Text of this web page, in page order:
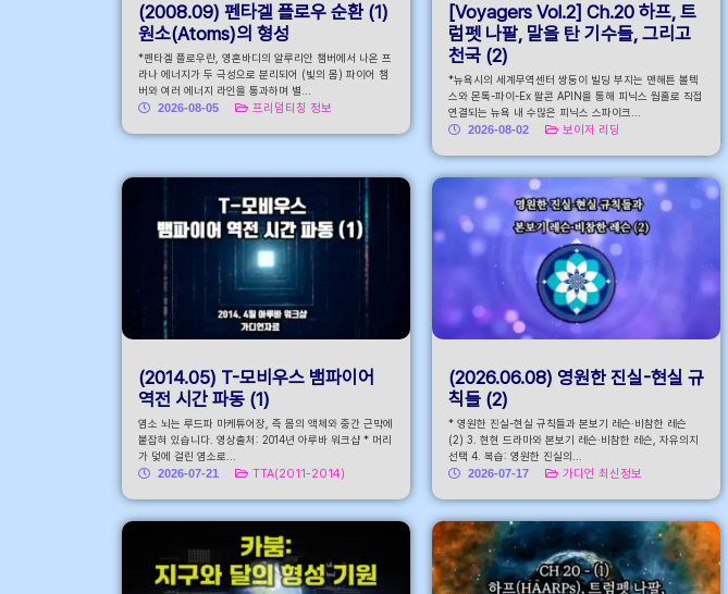
(2008.09) 펜타겔 플로우 순환 (1)
원소(Atoms)의 형성
*펜타겔 플로우란, 영혼바디의 알루리안 챔버에서 나온 프
라나 에너지가 두 극성으로 분리되어 (빛의 몸) 파이어 챔
버와 여러 에너지 라인을 통과하며 별...
2026-08-05
프리덤티칭 정보
[Voyagers Vol.2] Ch.20 하프, 트
럼펫 나팔, 말을 탄 기수들, 그리고
천국 (2)
*뉴욕시의 세계무역센터 쌍둥이 빌딩 부지는 맨해튼 볼텍
스와 몬톡-파이-Ex 팔콘 APIN을 통해 피닉스 웜홀로 직접
연결되는 뉴욕 내 수많은 피닉스 스파이크...
2026-08-02
보이저 리딩
(2014.05) T-모비우스 뱀파이어
역전 시간 파동 (1)
염소 뇌는 루드파 마케튜어장, 즉 몸의 액체와 중간 근막에
붙잡혀 있습니다. 영상출처: 2014년 아루바 워크샵 * 머리
가 덫에 걸린 염소로...
2026-07-21
TTA(2011-2014)
(2026.06.08) 영원한 진실-현실 규
칙들 (2)
* 영원한 진실-현실 규칙들과 본보기 레슨·비참한 레슨
(2) 3. 현현 드라마와 본보기 레슨·비참한 레슨, 자유의지
선택 4. 복습: 영원한 진실의...
2026-07-17
가디언 최신정보